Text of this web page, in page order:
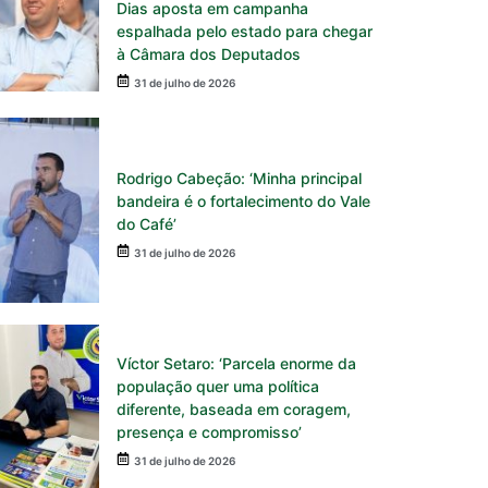
Dias aposta em campanha
espalhada pelo estado para chegar
à Câmara dos Deputados
31 de julho de 2026
Rodrigo Cabeção: ‘Minha principal
bandeira é o fortalecimento do Vale
do Café’
31 de julho de 2026
Víctor Setaro: ‘Parcela enorme da
população quer uma política
diferente, baseada em coragem,
presença e compromisso’
31 de julho de 2026